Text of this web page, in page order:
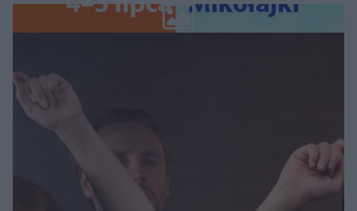
Wawelu